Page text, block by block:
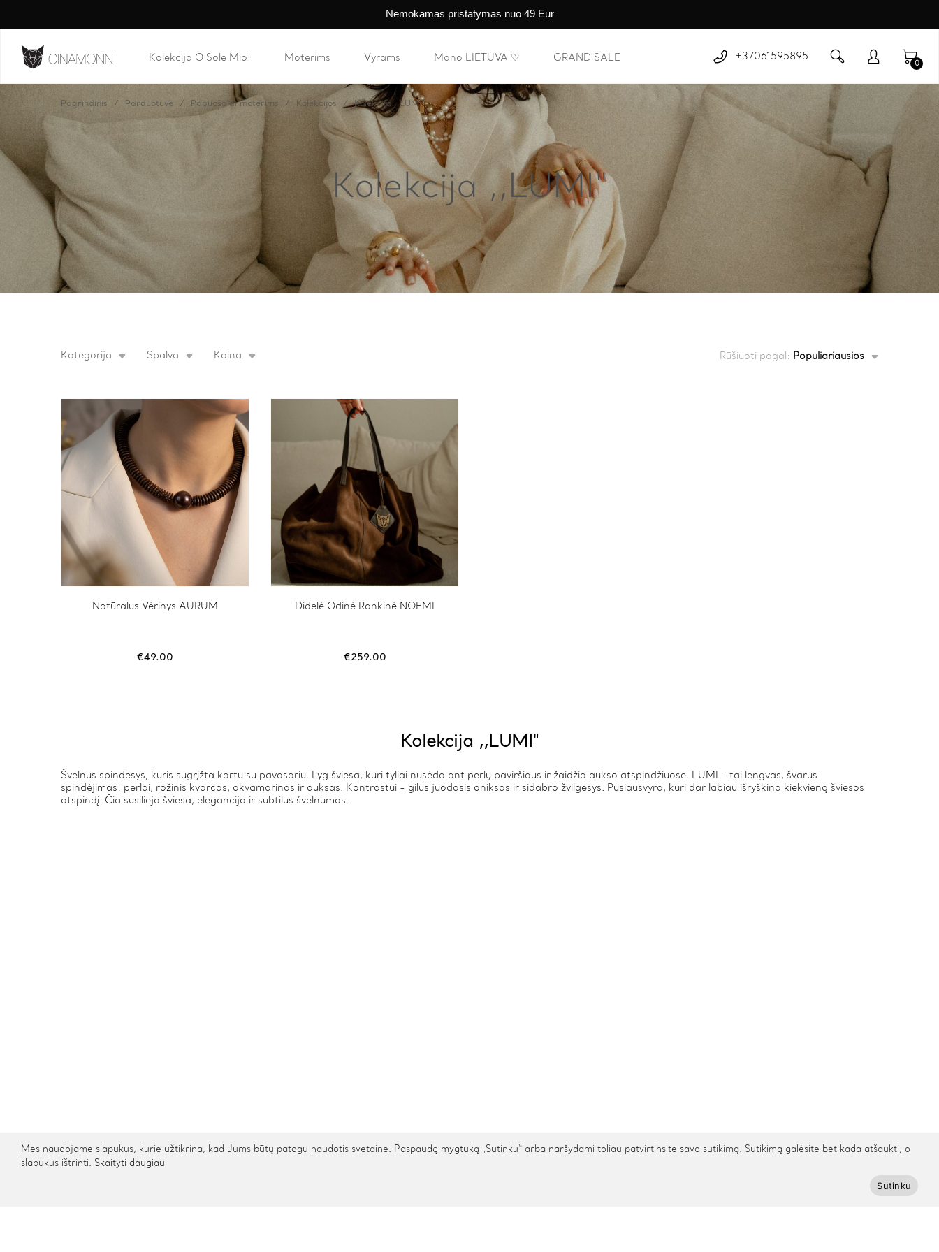
Nemokamas pristatymas nuo 49 Eur
Kolekcija O Sole Mio! Moterims Vyrams Mano LIETUVA ♡ GRAND SALE +37061595895
0
Kolekcija ,,LUMI"
Pagrindinis Parduotuvė Papuošalai moterims Kolekcijos Kolekcija ,,LUMI"
Kategorija Spalva Kaina Rūšiuoti pagal: Populiariausios
Natūralus Vėrinys AURUM
€49.00
Didelė Odinė Rankinė NOEMI
€259.00
Kolekcija ,,LUMI"
Švelnus spindesys, kuris sugrįžta kartu su pavasariu. Lyg šviesa, kuri tyliai nusėda ant perlų paviršiaus ir žaidžia aukso atspindžiuose. LUMI - tai lengvas, švarus
spindėjimas: perlai, rožinis kvarcas, akvamarinas ir auksas. Kontrastui - gilus juodasis oniksas ir sidabro žvilgesys. Pusiausvyra, kuri dar labiau išryškina kiekvieną šviesos
atspindį. Čia susilieja šviesa, elegancija ir subtilus švelnumas.
Mes naudojame slapukus, kurie užtikrina, kad Jums būtų patogu naudotis svetaine. Paspaudę mygtuką „Sutinku“ arba naršydami toliau patvirtinsite savo sutikimą. Sutikimą galėsite bet kada atšaukti, o
slapukus ištrinti. Skaityti daugiau
Sutinku